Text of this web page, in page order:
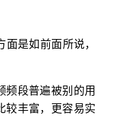
是如前面所说，
频段普遍被别的用
较丰富，更容易实